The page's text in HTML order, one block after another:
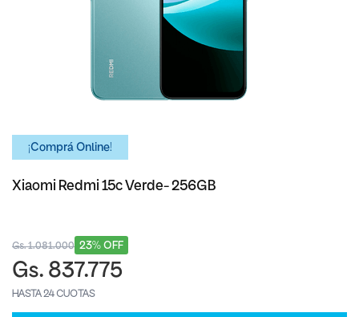
¡Comprá Online!
Xiaomi Redmi 15c Verde- 256GB
23% OFF
Gs. 1.081.000
Gs. 837.775
HASTA 24 CUOTAS